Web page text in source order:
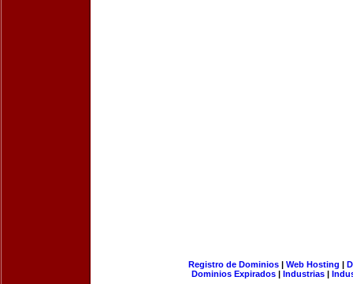
Registro de Dominios| Web Hosting |
Dominios Expirados | Industrias |